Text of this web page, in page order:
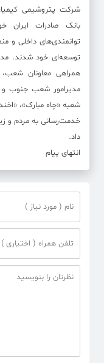
شرکت پتروشیمی
بانک صادرات ایران
توانمندی‌های داخلی و
توسعه‌ای خود شدند.
همراهی معاونان
مدیرامور شعب جنوب و
شعبه «چاه مبارک»،
خدمت‌رسانی به مردم و
داد.
انتهای پیام